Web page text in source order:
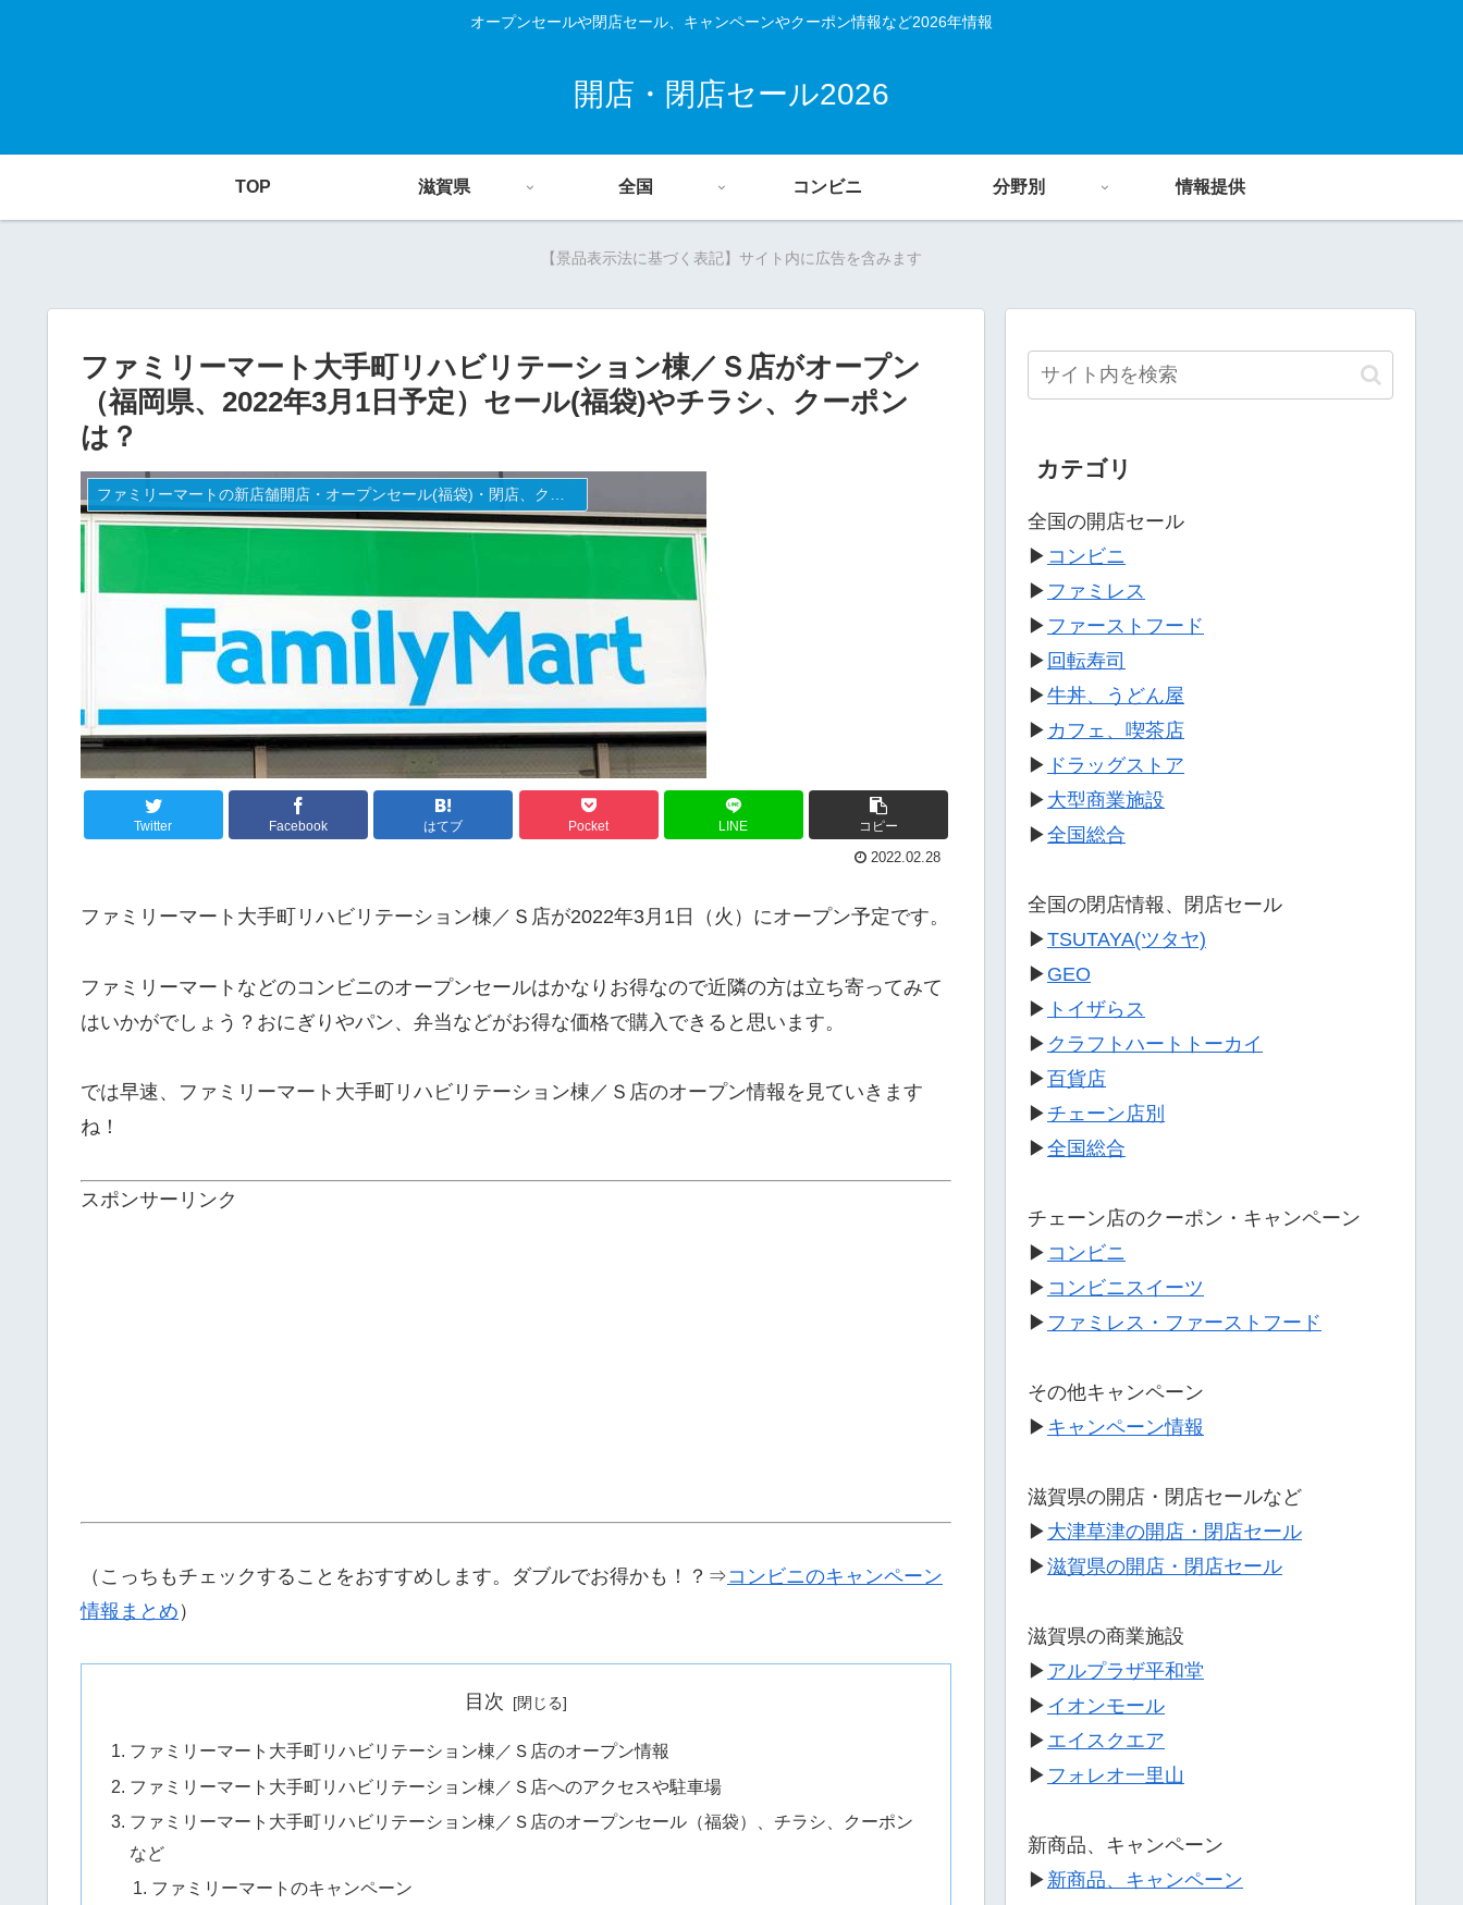
オープンセールや閉店セール、キャンペーンやクーポン情報など2026年情報
開店・閉店セール2026
TOP 滋賀県 全国 コンビニ 分野別 情報提供
【景品表示法に基づく表記】サイト内に広告を含みます
ファミリーマート大手町リハビリテーション棟／Ｓ店がオープン
（福岡県、2022年3月1日予定）セール(福袋)やチラシ、クーポン
は？
Twitter Facebook はてブ Pocket LINE コピー
2022.02.28
ファミリーマート大手町リハビリテーション棟／Ｓ店が2022年3月1日（火）にオープン予定です。
ファミリーマートなどのコンビニのオープンセールはかなりお得なので近隣の方は立ち寄ってみて
はいかがでしょう？おにぎりやパン、弁当などがお得な価格で購入できると思います。
では早速、ファミリーマート大手町リハビリテーション棟／Ｓ店のオープン情報を見ていきます
ね！
スポンサーリンク
（こっちもチェックすることをおすすめします。ダブルでお得かも！？⇒コンビニのキャンペーン
情報まとめ ）
目次
ファミリーマート大手町リハビリテーション棟／Ｓ店のオープン情報
ファミリーマート大手町リハビリテーション棟／Ｓ店へのアクセスや駐車場
ファミリーマート大手町リハビリテーション棟／Ｓ店のオープンセール（福袋）、チラシ、クーポン
など
ファミリーマートのキャンペーン
カテゴリ
全国の開店セール
▶ コンビニ
▶ ファミレス
▶ ファーストフード
▶ 回転寿司
▶牛丼、うどん屋
▶ カフェ、喫茶店
▶ ドラッグストア
▶ 大型商業施設
▶全国総合
全国の閉店情報、閉店セール
▶TSUTAYA(ツタヤ)
▶ GEO
▶ トイザらス
▶ クラフトハートトーカイ
▶百貨店
▶ チェーン店別
▶全国総合
チェーン店のクーポン・キャンペーン
▶ コンビニ
▶ コンビニスイーツ
▶ ファミレス・ファーストフード
その他キャンペーン
▶ キャンペーン情報
滋賀県の開店・閉店セールなど
▶ 大津草津の開店・閉店セール
▶滋賀県の開店・閉店セール
滋賀県の商業施設
▶ アルプラザ平和堂
▶ イオンモール
▶ エイスクエア
▶ フォレオ一里山
新商品、キャンペーン
▶ 新商品、キャンペーン